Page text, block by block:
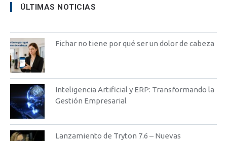
ÚLTIMAS NOTICIAS
Fichar no tiene por qué ser un dolor de cabeza
Inteligencia Artificial y ERP: Transformando la
Gestión Empresarial
Lanzamiento de Tryton 7.6 – Nuevas